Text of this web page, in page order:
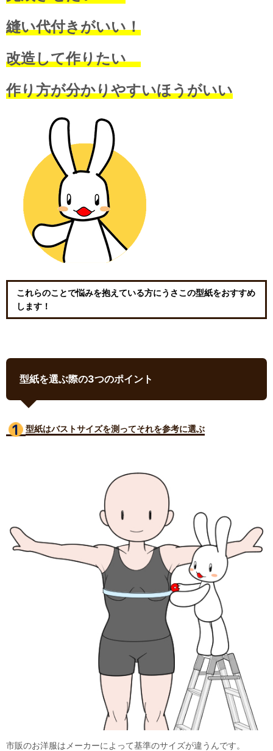
縫い代付きがいい！
改造して作りたい
作り方が分かりやすいほうがいい
これらのことで悩みを抱えている方にうさこの型紙をおすすめ
します！
型紙を選ぶ際の3つのポイント
型紙はバストサイズを測ってそれを参考に選ぶ
市販のお洋服はメーカーによって基準のサイズが違うんです。